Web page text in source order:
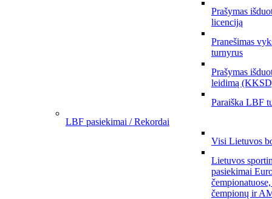
Prašymas
licenciją
Pranešimas
turnyrus
Prašymas
leidimą
Paraiška LBF
LBF pasiekimai / Rekordai
Visi Lietuvos
Lietuvos
pasiekimai
čempionų ir